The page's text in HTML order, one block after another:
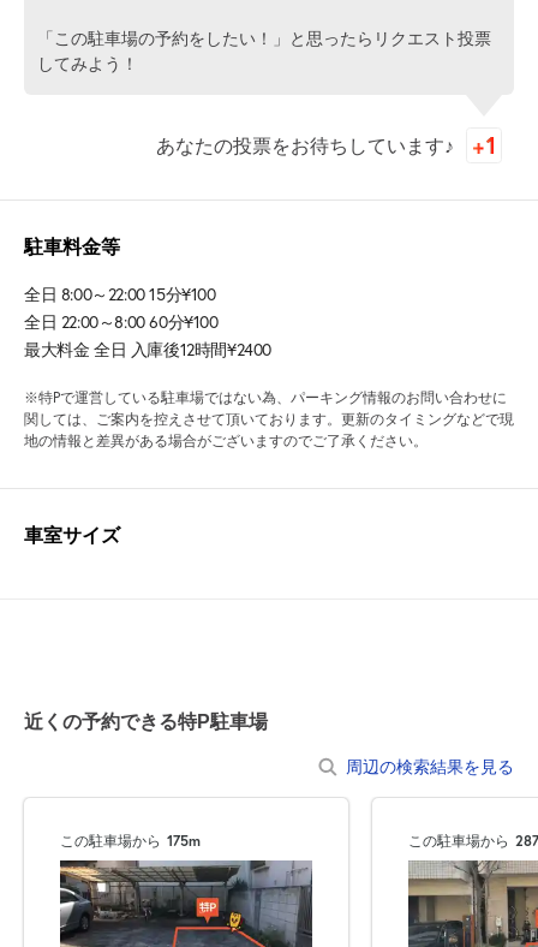
「この駐車場の予約をしたい！」と思ったらリクエスト投票
してみよう！
あなたの投票をお待ちしています♪
駐車料金等
全日 8:00～22:00 15分¥100
全日 22:00～8:00 60分¥100
最大料金 全日 入庫後12時間¥2400
※特Pで運営している駐車場ではない為、パーキング情報のお問い合わせに
関しては、ご案内を控えさせて頂いております。更新のタイミングなどで現
地の情報と差異がある場合がございますのでご了承ください。
車室サイズ
近くの予約できる特P駐車場
周辺の検索結果を見る
この駐車場から 175m この駐車場から